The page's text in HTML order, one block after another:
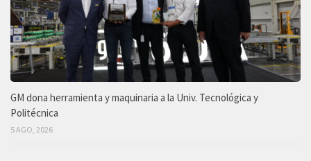
GM dona herramienta y maquinaria a la Univ. Tecnológica y
Politécnica
5 AGO, 2026